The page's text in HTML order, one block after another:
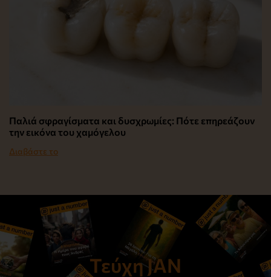
Παλιά σφραγίσματα και δυσχρωμίες: Πότε επηρεάζουν
την εικόνα του χαμόγελου
Διαβάστε το
Τεύχη JAN